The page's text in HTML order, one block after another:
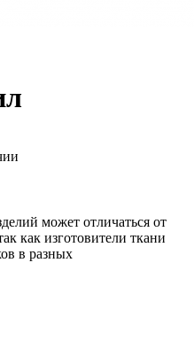
может отличаться от
как изготовители ткани
в разных